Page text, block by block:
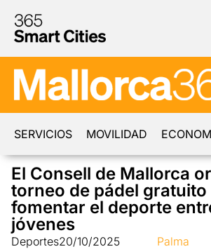
SERVICIOS MOVILIDAD
El Consell de Mallorca
torneo de pádel gratuito
fomentar el deporte
jóvenes
Deportes20/10/2025 Palma